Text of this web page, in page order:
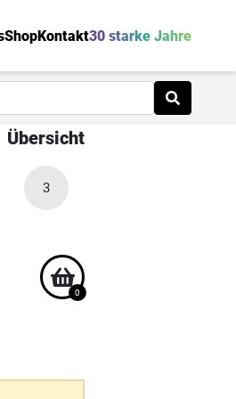
ShopKontakt30 starke Jahre
Übersicht
3
0